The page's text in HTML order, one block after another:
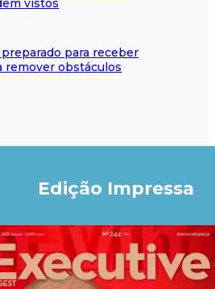
para receber
remover obstáculos
Edição Impressa